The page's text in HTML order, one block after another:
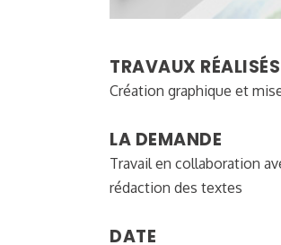
TRAVAUX RÉALISÉS
Création graphique et
LA DEMANDE
Travail en collaboration
rédaction des textes
DATE